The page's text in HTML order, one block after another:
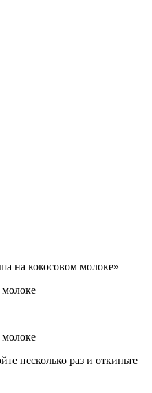
на кокосовом молоке»
несколько раз и откиньте